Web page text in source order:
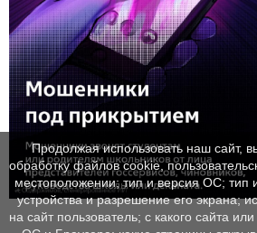
Продолжая использовать наш сайт,
обработку файлов cookie,
местоположении; тип и версия ОС; тип
устройства и разрешение его экрана;
на сайт пользователь; с какого сайта